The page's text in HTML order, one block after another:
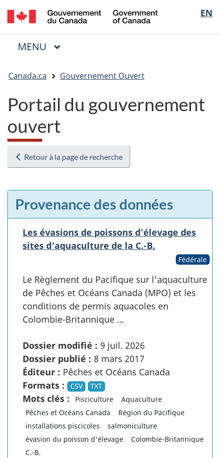
Passer
au
contenu
Passer
à
« Au
Passer
à
la
EN
of
Menu
MENU PRINCIPAL
êtes
ici
Canada.ca Gouvernement Ouvert
Portail du gouvernement
ouvert
Retour à la page de recherche
Provenance des données
Les évasions de poissons d'élevage des
sites d'aquaculture de la C.-B.
Fédérale
Le Règlement du Pacifique sur l'aquaculture
de Pêches et Océans Canada (MPO) et les
conditions de permis aquacoles en
Colombie-Britannique …
Dossier modifié : 9 juil. 2026
Dossier publié : 8 mars 2017
Éditeur : Pêches et Océans Canada
Formats :
CSV TXT
Mots clés : Pisciculture
Aquaculture
Pêches et Océans Canada
Région du Pacifique
installations piscicoles
salmoniculture
évasion du poisson d'élevage
Colombie-Britannique
C.-B.